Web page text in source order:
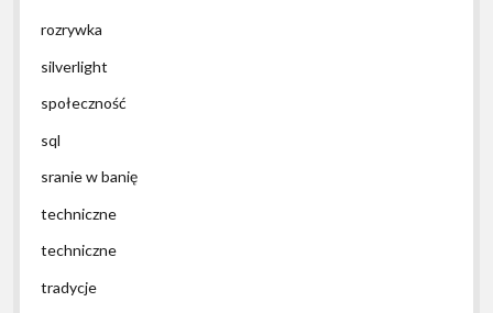
rozrywka
silverlight
społeczność
sql
sranie w banię
techniczne
techniczne
tradycje